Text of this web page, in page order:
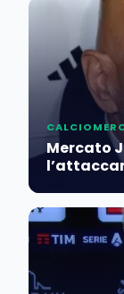
Mercato